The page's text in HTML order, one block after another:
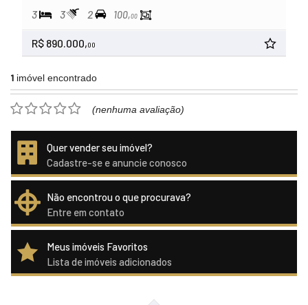
3 3 2 100,00
R$ 890.000,00
1 imóvel encontrado
(nenhuma avaliação)
Quer vender seu imóvel?
Cadastre-se e anuncie conosco
Não encontrou o que procurava?
Entre em contato
Meus imóveis Favoritos
Lista de imóveis adicionados